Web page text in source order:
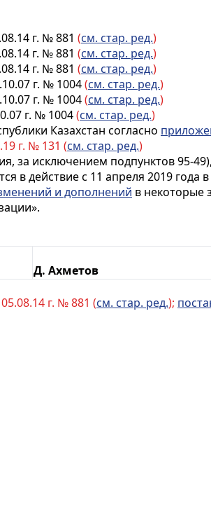
г. № 881 (см. стар. ред.)
г. № 881 (см. стар. ред.)
г. № 881 (см. стар. ред.)
г. № 1004(см. стар. ред.)
г. № 1004(см. стар. ред.)
г. № 1004(см. стар. ред.)
Казахстан согласно
г. № 131 (см. стар. ред.)
за исключением подпунктов 95-
в действие с 11 апреля 2019 года
и дополнений в некоторые
Д. Ахметов
г. № 881 (см. стар. ред.);